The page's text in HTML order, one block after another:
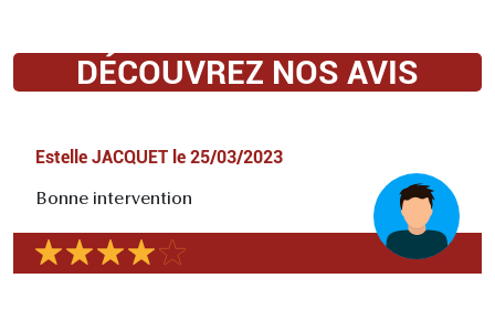
DÉCOUVREZ NOS AVIS
Estelle JACQUET le 25/03/2023
Bonne intervention